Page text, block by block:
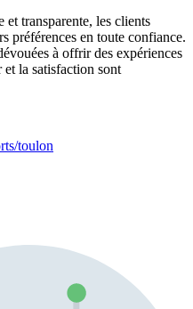
transparente, les clients
préférences en toute confiance.
à offrir des expériences
la satisfaction sont
toulon